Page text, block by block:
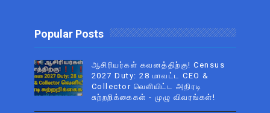
Popular Posts
ஆசிரியர்கள் கவனத்திற்கு! Census
2027 Duty: 28 மாவட்ட CEO &
Collector வெளியிட்ட அதிரடி
சுற்றறிக்கைகள் - முழு விவரங்கள்!